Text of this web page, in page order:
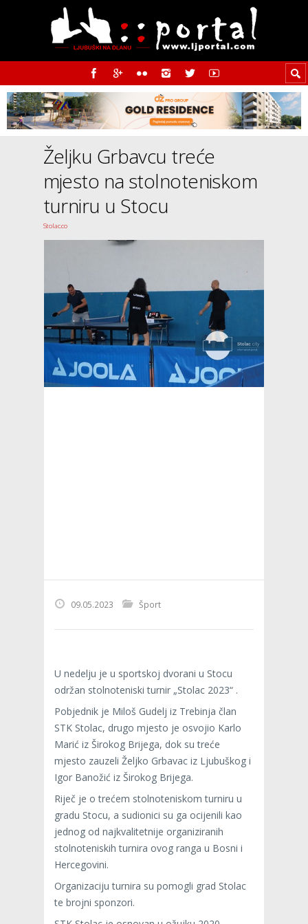
Željku Grbavcu treće
mjesto na stolnoteniskom
turniru u Stocu
Stolac.co
09.05.2023 Šport
U nedelju je u sportskoj dvorani u Stocu
održan stolnoteniski turnir „Stolac 2023“ .
Pobjednik je Miloš Gudelj iz Trebinja član
STK Stolac, drugo mjesto je osvojio Karlo
Marić iz Širokog Brijega, dok su treće
mjesto zauzeli Željko Grbavac iz Ljubuškog i
Igor Banožić iz Širokog Brijega.
Riječ je o trećem stolnoteniskom turniru u
gradu Stocu, a sudionici su ga ocijenili kao
jednog od najkvalitetnije organiziranih
stolnoteniskih turnira ovog ranga u Bosni i
Hercegovini.
Organizaciju turnira su pomogli grad Stolac
te brojni sponzori.